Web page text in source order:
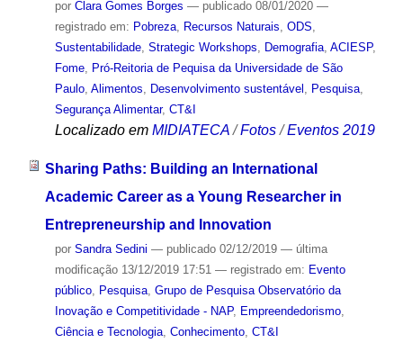
por Clara Gomes Borges — publicado08/01/2020 —
registrado em: Pobreza, Recursos Naturais, ODS,
Sustentabilidade, Strategic Workshops, Demografia, ACIESP,
Fome, Pró-Reitoria de Pequisa da Universidade de São
Paulo, Alimentos, Desenvolvimento sustentável , Pesquisa,
Segurança Alimentar, CT&I
Localizado em MIDIATECA /Fotos /Eventos 2019
Sharing Paths: Building an International
Academic Career as a Young Researcher in
Entrepreneurship and Innovation
por Sandra Sedini — publicado02/12/2019 — última
modificação13/12/2019 17:51 — registrado em: Evento
público, Pesquisa, Grupo de Pesquisa Observatório da
Inovação e Competitividade - NAP, Empreendedorismo,
Ciência e Tecnologia, Conhecimento, CT&I